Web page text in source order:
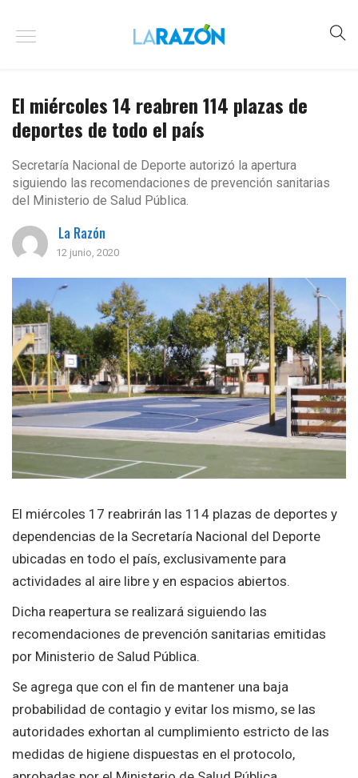
El miércoles 14 reabren 114 plazas de
deportes de todo el país
Secretaría Nacional de Deporte autorizó la apertura
siguiendo las recomendaciones de prevención sanitarias
del Ministerio de Salud Pública.
La Razón
12 junio, 2020
El miércoles 17 reabrirán las 114 plazas de deportes y
dependencias de la Secretaría Nacional del Deporte
ubicadas en todo el país, exclusivamente para
actividades al aire libre y en espacios abiertos.
Dicha reapertura se realizará siguiendo las
recomendaciones de prevención sanitarias emitidas
por Ministerio de Salud Pública.
Se agrega que con el fin de mantener una baja
probabilidad de contagio y evitar los mismo, se las
autoridades exhortan al cumplimiento estricto de las
medidas de higiene dispuestas en el protocolo,